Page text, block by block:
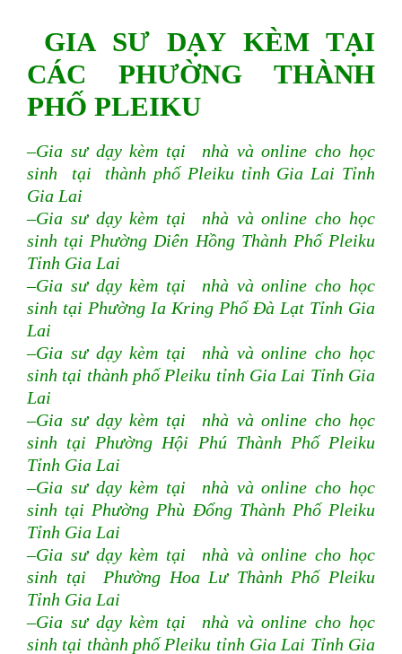
GIA SƯ DẠY KÈM TẠI
CÁC PHƯỜNG THÀNH
PHỐ PLEIKU
–Gia sư dạy kèm tại nhà và online cho học
sinh tại thành phố Pleiku tỉnh Gia Lai Tỉnh
Gia Lai
–Gia sư dạy kèm tại nhà và online cho học
sinh tại Phường Diên Hồng Thành Phố Pleiku
Tỉnh Gia Lai
–Gia sư dạy kèm tại nhà và online cho học
sinh tại Phường Ia Kring Phố Đà Lạt Tỉnh Gia
Lai
–Gia sư dạy kèm tại nhà và online cho học
sinh tại thành phố Pleiku tỉnh Gia Lai Tỉnh Gia
Lai
–Gia sư dạy kèm tại nhà và online cho học
sinh tại Phường Hội Phú Thành Phố Pleiku
Tỉnh Gia Lai
–Gia sư dạy kèm tại nhà và online cho học
sinh tại Phường Phù Đổng Thành Phố Pleiku
Tỉnh Gia Lai
–Gia sư dạy kèm tại nhà và online cho học
sinh tại Phường Hoa Lư Thành Phố Pleiku
Tỉnh Gia Lai
–Gia sư dạy kèm tại nhà và online cho học
sinh tại thành phố Pleiku tỉnh Gia Lai Tỉnh Gia